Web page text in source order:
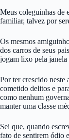
Meus coleguinhas de
familiar, talvez por
Os mesmos
dos carros de seus
jogam lixo pela janela
Por ter crescido
cometido delitos e
como nenhum
manter uma classe
Sei que, quando
fato de sentirem ódio